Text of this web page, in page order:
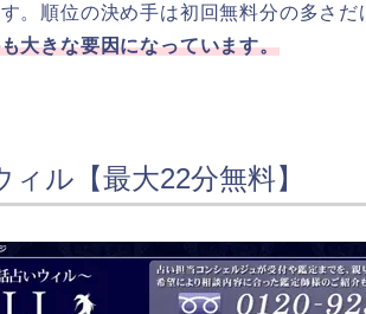
。順位の決め手は初回無料分の多さだ
大きな要因になっています。
ィル【最大22分無料】